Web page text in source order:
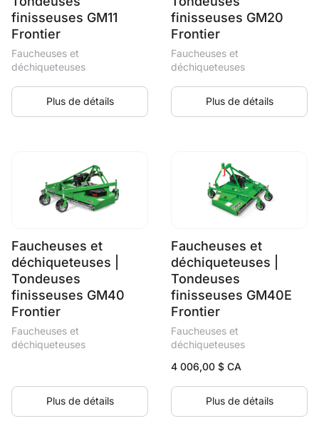
finisseuses GM11
Frontier
Faucheuses et
déchiqueteuses
Plus de détails
finisseuses GM20
Frontier
Faucheuses et
déchiqueteuses
Plus de détails
Faucheuses et
déchiqueteuses |
Tondeuses
finisseuses GM40
Frontier
Faucheuses et
déchiqueteuses
Plus de détails
Faucheuses et
déchiqueteuses |
Tondeuses
finisseuses GM40E
Frontier
Faucheuses et
déchiqueteuses
4 006,00 $ CA
Plus de détails